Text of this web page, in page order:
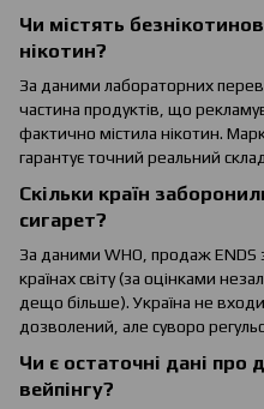
Чи містять
нікотин?
За даними лабораторних
частина продуктів, що
фактично містила нікотин.
гарантує точний реальний
Скільки країн
сигарет?
За даними WHO, продаж
країнах світу (за оцінками
дещо більше). Україна не
дозволений, але суворо
Чи є остаточні дані про
вейпінгу?